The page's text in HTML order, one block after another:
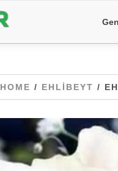
HOME / EHLIBEYT /